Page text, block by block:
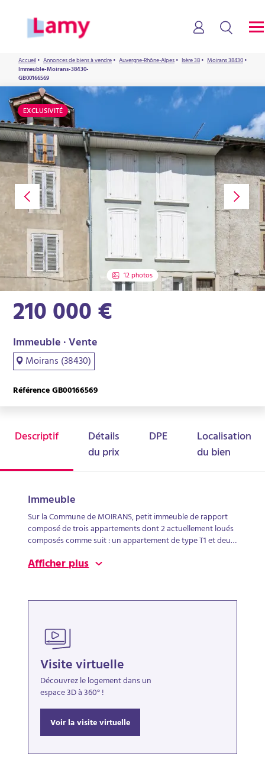
Accueil• Annonces de biens à vendre• Auvergne-Rhône-Alpes• Isère 38• Moirans 38430•
Immeuble-Moirans-38430-
GB00166569
EXCLUSIVITÉ
12 photos
Immeuble · Vente
Moirans (38430)
210 000 €
Référence GB00166569
Descriptif Détails
du prix
DPE Localisation
du bien
Immeuble
Sur la Commune de MOIRANS, petit immeuble de rapport
composé de trois appartements dont 2 actuellement loués
composés comme suit : un appartement de type T1 et deux
hors charges mensuel de ces 2 logements : 796,02 Euros
Afficher plus
Visite virtuelle
Découvrez le logement dans un
espace 3D à 360° !
Voir la visite virtuelle